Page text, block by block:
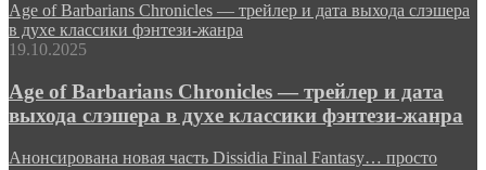
Age of Barbarians Chronicles — трейлер и дата выхода слэшера
в духе классики фэнтези-жанра
19.10.2025
Age of Barbarians Chronicles — трейлер и дата
выхода слэшера в духе классики фэнтези-жанра
Анонсирована новая часть Dissidia Final Fantasy… просто